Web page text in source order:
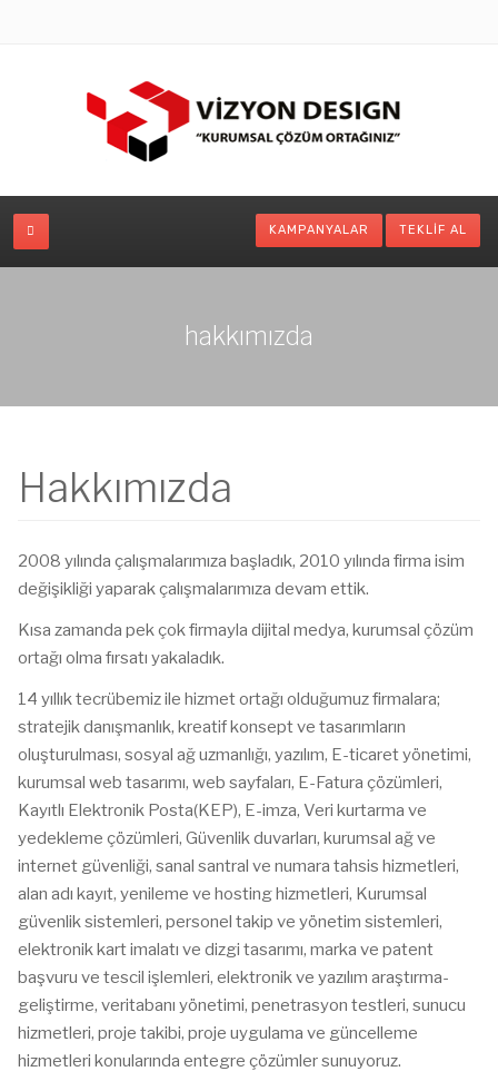
KAMPANYALAR TEKLIF AL
hakkımızda
Hakkımızda
2008 yılında çalışmalarımıza başladık, 2010 yılında firma isim
değişikliği yaparak çalışmalarımıza devam ettik.
Kısa zamanda pek çok firmayla dijital medya, kurumsal çözüm
ortağı olma fırsatı yakaladık.
14 yıllık tecrübemiz ile hizmet ortağı olduğumuz firmalara;
stratejik danışmanlık, kreatif konsept ve tasarımların
oluşturulması, sosyal ağ uzmanlığı, yazılım, E-ticaret yönetimi,
kurumsal web tasarımı, web sayfaları, E-Fatura çözümleri,
Kayıtlı Elektronik Posta(KEP), E-imza, Veri kurtarma ve
yedekleme çözümleri, Güvenlik duvarları, kurumsal ağ ve
internet güvenliği, sanal santral ve numara tahsis hizmetleri,
alan adı kayıt, yenileme ve hosting hizmetleri, Kurumsal
güvenlik sistemleri, personel takip ve yönetim sistemleri,
elektronik kart imalatı ve dizgi tasarımı, marka ve patent
başvuru ve tescil işlemleri, elektronik ve yazılım araştırma-
geliştirme, veritabanı yönetimi, penetrasyon testleri, sunucu
hizmetleri, proje takibi, proje uygulama ve güncelleme
hizmetleri konularında entegre çözümler sunuyoruz.